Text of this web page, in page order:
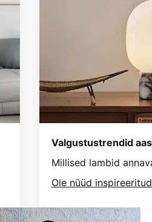
Valgustustrendid
Millised lambid
Ole nüüd inspireeritud